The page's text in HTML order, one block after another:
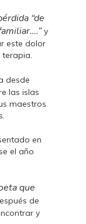
“de
y
este dolor
desde
las islas
maestros
en
el año
que
de
y